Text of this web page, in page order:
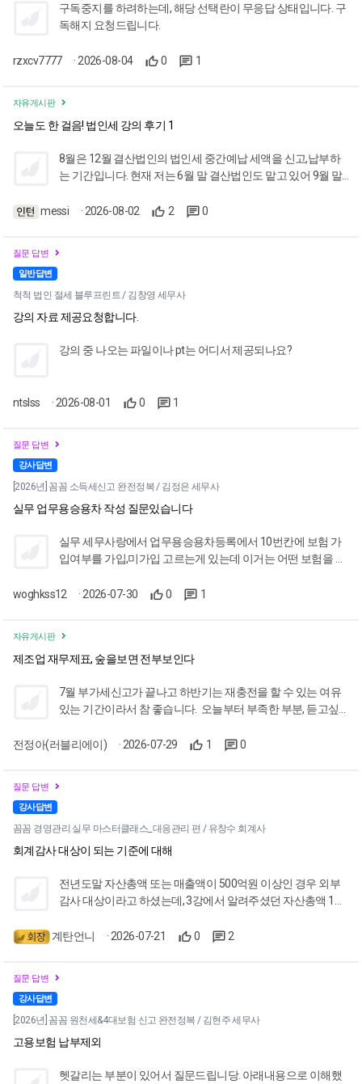
구독중지를 하려하는데, 해당 선택란이 무응답 상태입니다. 구
독해지 요청드립니다.
rzxcv7777 · 2026-08-04 0 1
자유게시판
오늘도 한 걸음! 법인세 강의 후기 1
8월은 12월 결산법인의 법인세 중간예납 세액을 신고,납부하
는 기간입니다. 현재 저는 6월 말 결산법인도 맡고 있어 9월 말
습니다. 와캠퍼스에서 법인세를 공부하는 것은 처음이라 여러
실무 포인트를 짚어주는 과정입니다. 그동안 이론은 공부했으
나 막상 실무를 많이 접하지 못해 신고 기간마다 막막하고 스트
음 수강한 '결산을 위한 법인세 기초' 챕터에서는 신설법인의
면 이 부분을 꼼꼼히 체크하고, 특히 법인 설립 전 지출 금액이
누락되지 않도록 주의해야겠다고 생각했습니다. 오늘 강의 중
사수가 없는 사람에게는 소중한 정보였습니다. 강의 자료에 포
안내문 내용도 한층 더 보완할 예정입니다. 앞서 부가가치세 신
좋은 강의를 해주신 세무사님과 와캠퍼스 관계자분들께 진심
으로 감사드립니다. 이번 6월 말 법인세 신고 역시 현재 수강 중
니다~!!
messi · 2026-08-02 2 0
질문 답변
일반답변
척척 법인 절세 블루프린트 / 김창영 세무사
강의 자료 제공요청합니다.
강의 중 나오는 파일이나 pt는 어디서 제공되나요?
ntslss · 2026-08-01 0 1
질문 답변
강사답변
[2026년] 꼼꼼 소득세신고 완전정복 / 김정은 세무사
실무 업무용승용차 작성 질문있습니다
실무 세무사랑에서 업무용승용차등록에서 10번칸에 보험 가
입여부를 가입,미가입 고르는게 있는데 이거는 어떤 보험을 말
woghkss12
· 2026-07-30 0 1
자유게시판
제조업 재무제표, 숲을보면 전부보인다
7월 부가세신고가 끝나고 하반기는 재충전을 할 수 있는 여유
있는 기간이라서 참 좋습니다. 오늘부터 부족한 부분, 듣고싶
비해서 제조업 상반기 결산 전에 '제조업 재무제표, 숲을 보면
제표의 안정성, 현금의유동성 등 그 내용들을 이해하기 쉽고
명확하게 알려주셨어요 건설업이나 은행에 대출이 있는 거래
었는데요 재무상태표가 세금을 내기 위한 것 뿐 아니라 그 결
과나 영향력에 무게감도 느꼈습니다. 강의를 반복해서 듣다보
~화이팅!!!
전정아(러블리에이) · 2026-07-29 1 0
질문 답변
강사답변
꼼꼼 경영관리 실무 마스터클래스_대응관리 편 / 유창수 회계사
회계감사 대상이 되는 기준에 대해
전년도말 자산총액 또는 매출액이 500억원 이상인 경우 외부
감사 대상이라고 하셨는데, 3강에서 알려주셨던 자산총액 1천
와 내부회계관리에 대한 감사가 별개로 있는 것인가요?
계탄언니 · 2026-07-21 0 2
질문 답변
강사답변
[2026년] 꼼꼼 원천세&4대보험 신고 완전정복 / 김현주 세무사
고용보험 납부제외
헷갈리는 부분이 있어서 질문드립니당. 아래내용으로 이해했